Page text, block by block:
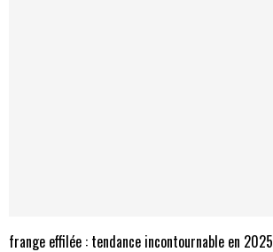
frange effilée : tendance incontournable en 2025